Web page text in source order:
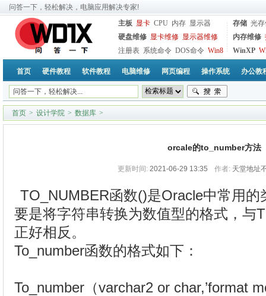
问答一下，轻松解决，电脑应用解决专家!
主板 显卡 CPU 内存 显示器
硬盘维修 显卡维修 显示器维修
注册表 系统命令 DOS命令 Win8
存储 光
内存维修
WinXP
首页 硬件教程 软件教程 电脑维修 网页编程 操作系统 办公教
首页 > 设计学院 > 数据库 >
orcale的to_number方法
更新时间: 2021-06-29 13:35 作者: 天堂地址
TO_NUMBER函数()是Oracle中常用
要是将字符串转换为数值型的格式，与
正好相反。
To_number函数的格式如下：
To_number（varchar2 or char,’format